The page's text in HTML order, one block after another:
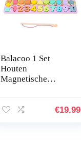
Balacoo 1 Set
Houten
Magnetische
Speelgoed Alfabet
€19.99